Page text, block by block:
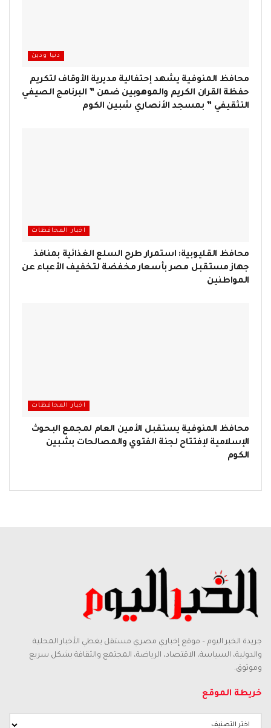
دنيا ودين
محافظ المنوفية يشهد إحتفالية مديرية الأوقاف لتكريم
حفظة القران الكريم والموهوبين ضمن ” البرنامج الصيفي
التثقيفي ” بمسجد الأنصاري شبين الكوم
اخبار المحافظات
محافظ القليوبية: استمرار طرح السلع الغذائية بمنافذ
جهاز مستقبل مصر بأسعار مخفضة لتخفيف الأعباء عن
المواطنين
اخبار المحافظات
محافظ المنوفية يستقبل الأمين العام لمجمع البحوث
الإسلامية لإفتتاح لجنة الفتوي والمصالحات بشبين
الكوم
جريدة الخبر اليوم – موقع إخباري مصري مستقل يغطي الأخبار المحلية
والدولية، السياسة، الاقتصاد، الرياضة، المجتمع والثقافة بشكل سريع
وموثوق.
خريطة الموقع